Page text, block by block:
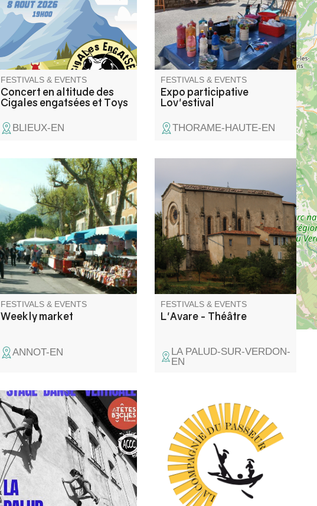
FESTIVALS & EVENTS
Concert en altitude des
Cigales engatsées et Toys
BLIEUX-EN
aux rencontres autour de l’art.
FESTIVALS & EVENTS
Expo participative
Lov'estival
THORAME-HAUTE-EN
Under its plane trees, the
market square welcomes local
producers and retailers all year
round. Come and stroll among
the stalls for a moment of
discovery and conviviality.
FESTIVALS & EVENTS
Weekly market
ANNOT-EN
*The Miser*: A Comedy or a
Tragedy... This play by Molière,
performed by the Les Gens
d'ici theater troupe, explores
the folly of greed, the power of
love, and rebellion against
despotism. Followed by a
communal meal.
FESTIVALS & EVENTS
L'Avare - Théâtre
LA PALUD-SUR-VERDON-
EN
Stage de danse verticale suivi
d'une représentation sur la
façade du château de La Palud
sur Verdon le 28 août à 18h.
C'est un spectacle de danse
contemporaine (Cie du
Passeur / Efi Farmaki), qui fait
revivre la mémoire des lavoirs
et des lavandières en chant,
texte et danse. Atelier de
médiation pour les enfants
avant la représentation, autour